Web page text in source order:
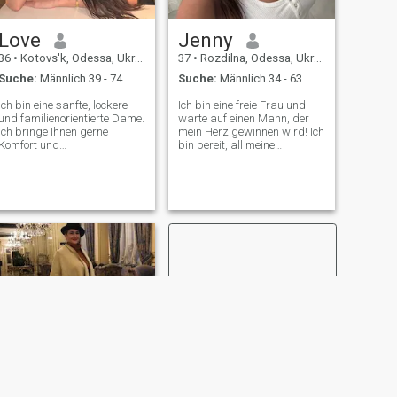
Love
• Kotovs'k, Odessa, Ukraine
Suche: Männlich 39 - 74
Ich bin eine sanfte, lockere
und familienorientierte Dame.
Ich bringe Ihnen gerne
Komfort und
Mensch, fröhlich
freue mich auf einen
Tag, indem ich Gott
Ich glaube an eine
Liebe und ich glaube
dass ich meine
Jenny
37 • Rozdilna, Odessa, Ukraine
Suche: Männlich 34 - 63
Ich bin eine freie Frau und
warte auf einen Mann, der
mein Herz gewinnen wird! Ich
bin bereit, all meine
lieben und hoffen, einen
Seelenverwandten zu treffen,